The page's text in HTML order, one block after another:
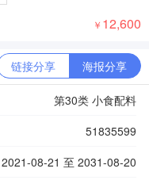
￥ 12,600
链接分享 海报分享
第30类 小食配料
51835599
2021-08-21 至 2031-08-20